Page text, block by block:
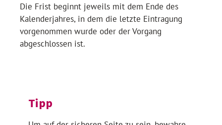
Die Frist beginnt jeweils mit dem Ende des
Kalenderjahres, in dem die letzte Eintragung
vorgenommen wurde oder der Vorgang
abgeschlossen ist.
Tipp